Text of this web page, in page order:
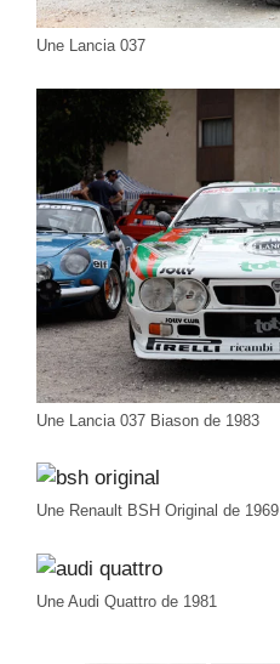
Une Lancia 037
Une Lancia 037 Biason de 1983
Une Renault BSH Original de 1969
Une Audi Quattro de 1981